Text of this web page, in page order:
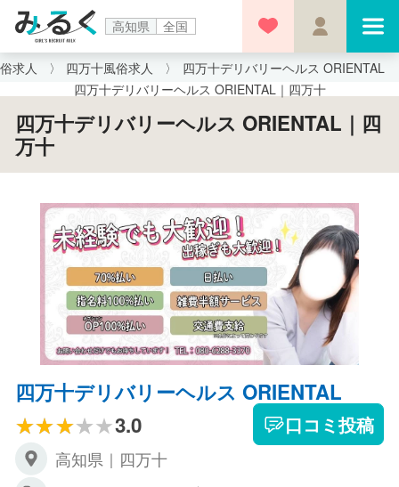
高知県 全国
求人 四万十風俗求人
四万十デリバリーヘルス ORIENTAL
四万十デリバリーヘルス ORIENTAL｜四万十
四万十デリバリーヘルス ORIENTAL｜四
万十
四万十デリバリーヘルス ORIENTAL
3.0
口コミ投稿
高知県｜四万十